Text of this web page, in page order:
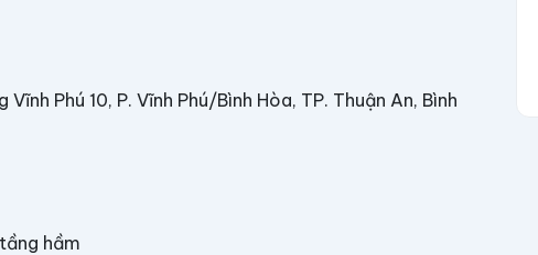
Phú 10, P. Vĩnh Phú/Bình Hòa, TP. Thuận An, Bình
hầm